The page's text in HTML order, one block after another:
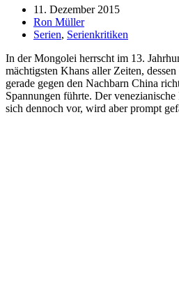
11. Dezember 2015
Ron Müller
Serien, Serienkritiken
In der Mongolei herrscht im 13.
mächtigsten Khans aller Zeiten,
gerade gegen den Nachbarn China
Spannungen führte. Der
sich dennoch vor, wird aber prompt